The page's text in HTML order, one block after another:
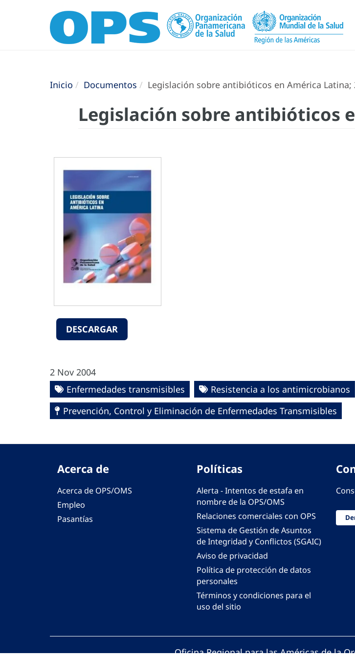
Inicio Documentos Legislación sobre antibióticos en América Latina;
Legislación sobre antibióticos
DESCARGAR
2 Nov 2004
Enfermedades transmisibles
Resistencia a los antimicrobianos
Prevención, Control y Eliminación de Enfermedades Transmisibles
Acerca de
Acerca de OPS/OMS
Empleo
Pasantías
Políticas
Alerta - Intentos de estafa en
nombre de la OPS/OMS
Relaciones comerciales con OPS
Sistema de Gestión de Asuntos
de Integridad y Conflictos (SGAIC)
Aviso de privacidad
Política de protección de datos
personales
Términos y condiciones para el
uso del sitio
Oficina Regional para las Américas de la